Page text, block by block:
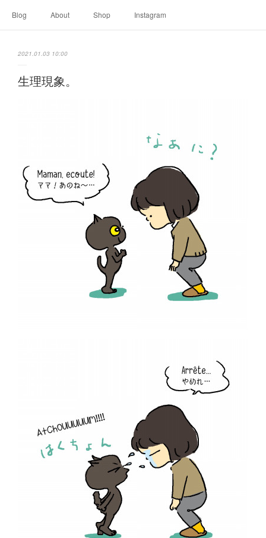
Blog About Shop Instagram
2021.01.03 10:00
生理現象。